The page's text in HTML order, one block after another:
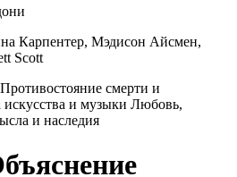
Карпентер, Мэдисон Айсмен,
Scott
Противостояние смерти и
и музыки Любовь,
и наследия